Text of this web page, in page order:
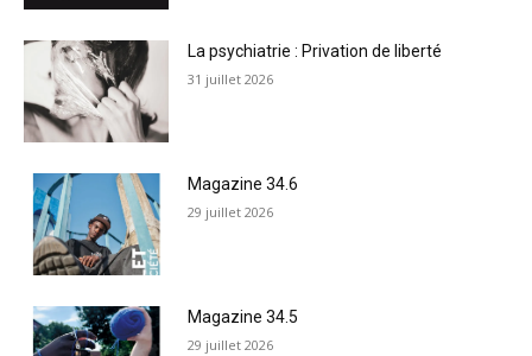
La psychiatrie : Privation de liberté
31 juillet 2026
Magazine 34.6
29 juillet 2026
Magazine 34.5
29 juillet 2026